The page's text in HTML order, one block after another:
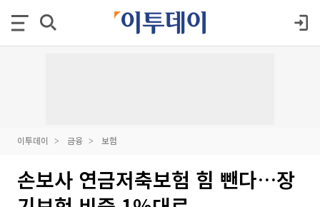
이투데이 금융 보험
손보사 연금저축보험 힘 뺀다…장